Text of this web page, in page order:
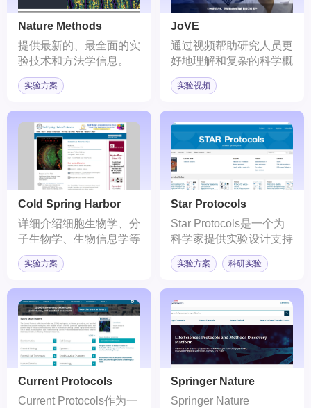
Nature Methods
提供最新的、最全面的实
验技术和方法学信息。
实验方案
JoVE
通过视频帮助研究人员更
好地理解和复杂的科学概
念和实验技术。
实验视频
Cold Spring Harbor
Protocols
详细介绍细胞生物学、分
子生物学、生物信息学等
领域的实验方法
实验方案
Star Protocols
Star Protocols是一个为
科学家提供实验设计支持
的在线平台。不仅包括了
实验的整个过程，还提供
键设备表、详细步骤方
法、预期成果、局限性、
故障排除、参考文章信息
等一系列内容，为科研人
员提供了全面的指导和支
持。
实验方案 科研实验
Current Protocols
Current Protocols作为一
Springer Nature
Experiments
Springer Nature